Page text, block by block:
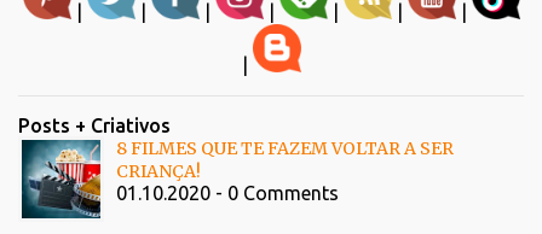
| | | | | | |
Posts + Criativos
8 FILMES QUE TE FAZEM VOLTAR A SER
CRIANÇA!
01.10.2020 - 0 Comments